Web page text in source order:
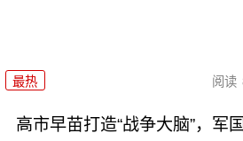
最热 阅读
高市早苗打造“战争大脑”，军